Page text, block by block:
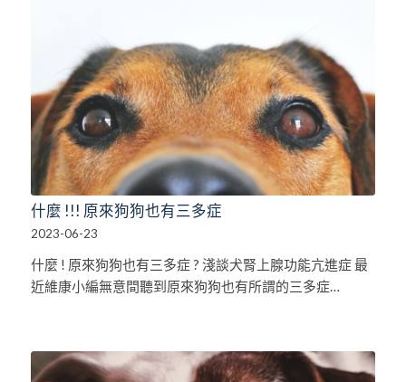
什麼 !!! 原來狗狗也有三多症
2023-06-23
什麼 ! 原來狗狗也有三多症 ? 淺談犬腎上腺功能亢進症 最
近維康小編無意間聽到原來狗狗也有所謂的三多症…